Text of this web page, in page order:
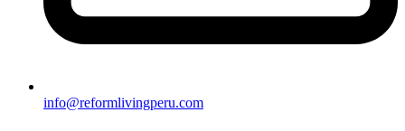
info@reformlivingperu.com